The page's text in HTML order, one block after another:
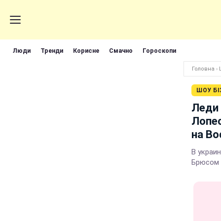
Люди Тренди Корисне Смачно Гороскопи
Головна ›
ШОУ
Леди
на
В
Брюсом